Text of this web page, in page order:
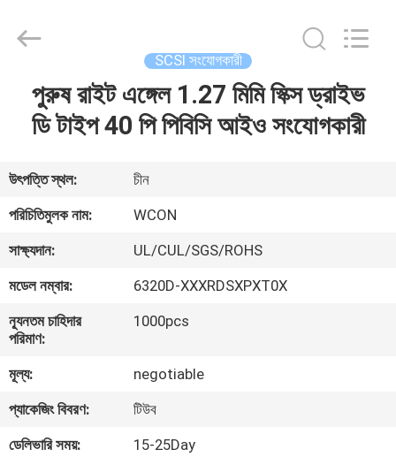
বাড়ি
আমাদের
সম্পর্কে
কারখানা
ভ্রমণ
মান
নিয়ন্ত্রণ
SCSI সংযোগকারী
পুরুষ রাইট এঙ্গেল 1.27 মিমি স্ক্সি ড্রাইভ
ডি টাইপ 40 পি পিবিসি আইও সংযোগকারী
উৎপত্তি স্থল:
চীন
পরিচিতিমুলক নাম:
WCON
সাক্ষ্যদান:
UL/CUL/SGS/ROHS
মডেল নম্বার:
6320D-XXXRDSXPXT0X
ন্যূনতম চাহিদার
পরিমাণ:
1000pcs
মূল্য:
negotiable
প্যাকেজিং বিবরণ:
টিউব
ডেলিভারি সময়:
15-25Day